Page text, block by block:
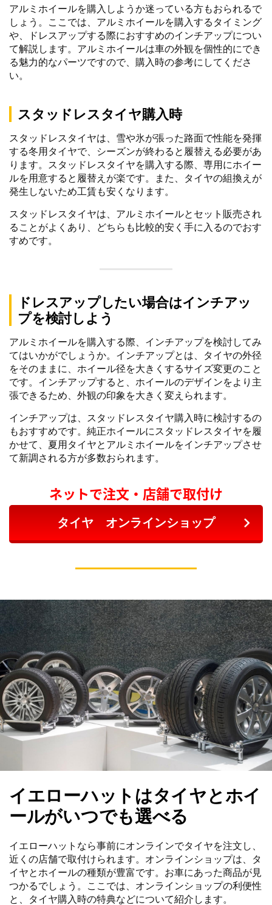
アルミホイールを購入しようか迷っている方もおられるで
しょう。ここでは、アルミホイールを購入するタイミング
や、ドレスアップする際におすすめのインチアップについ
て解説します。アルミホイールは車の外観を個性的にでき
る魅力的なパーツですので、購入時の参考にしてくださ
い。
スタッドレスタイヤ購入時
スタッドレスタイヤは、雪や氷が張った路面で性能を発揮
する冬用タイヤで、シーズンが終わると履替える必要があ
ります。スタッドレスタイヤを購入する際、専用にホイー
ルを用意すると履替えが楽です。また、タイヤの組換えが
発生しないため工賃も安くなります。
スタッドレスタイヤは、アルミホイールとセット販売され
ることがよくあり、どちらも比較的安く手に入るのでおす
すめです。
ドレスアップしたい場合はインチアッ
プを検討しよう
アルミホイールを購入する際、インチアップを検討してみ
てはいかがでしょうか。インチアップとは、タイヤの外径
をそのままに、ホイール径を大きくするサイズ変更のこと
です。インチアップすると、ホイールのデザインをより主
張できるため、外観の印象を大きく変えられます。
インチアップは、スタッドレスタイヤ購入時に検討するの
もおすすめです。純正ホイールにスタッドレスタイヤを履
かせて、夏用タイヤとアルミホイールをインチアップさせ
て新調される方が多数おられます。
ネットで注文・店舗で取付け
タイヤ オンラインショップ
イエローハットはタイヤとホイ
ールがいつでも選べる
イエローハットなら事前にオンラインでタイヤを注文し、
近くの店舗で取付けられます。オンラインショップは、タ
イヤとホイールの種類が豊富です。お車にあった商品が見
つかるでしょう。ここでは、オンラインショップの利便性
と、タイヤ購入時の特典などについて紹介します。